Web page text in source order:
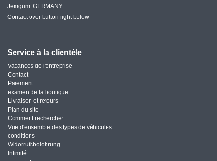
Jemgum, GERMANY
Contact over button right below
Service à la clientèle
Vacances de l'entreprise
Contact
Paiement
examen de la boutique
Livraison et retours
Plan du site
Comment rechercher
Vue d'ensemble des types de véhicules
conditions
Widerrufsbelehrung
Intimité